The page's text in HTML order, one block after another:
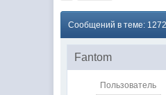
Сообщений в теме:
Fantom
Пользователь